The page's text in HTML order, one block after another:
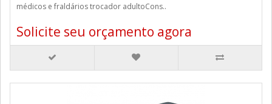
médicos e fraldários trocador adultoCons..
Solicite seu orçamento agora